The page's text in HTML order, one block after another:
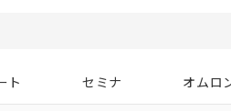
ト セミナ オムロ